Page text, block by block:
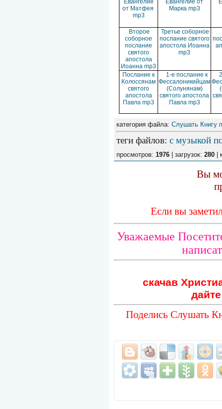
от Матфея
mp3
Марка mp3
Второе
соборное
послание
святого
апостола
Иоанна mp3
Третье соборное
послание святого
апостола Иоанна
mp3
Послание к
Колоссянам
святого
апостола
Павла mp3
1-е послание к
Фессалоникийцам
(Солунянам)
святого апостола
Павла mp3
категория файла: Слушать Книгу
теги файлов: с музыкой
просмотров: 1976 | загрузок: 280 |
Вы
Если вы
Уважаемые
скачав
Поделись Слушать